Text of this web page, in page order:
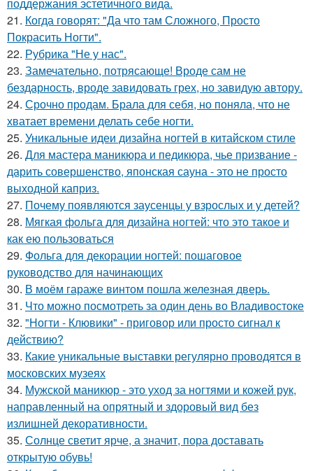
21. Когда говорят: "Да что там Сложного, Просто
Покрасить Ногти".
22. Рубрика "Не у нас".
23. Замечательно, потрясающе! Вроде сам не
бездарность, вроде завидовать грех, но завидую автору.
24. Срочно продам. Брала для себя, но поняла, что не
хватает времени делать себе ногти.
25. Уникальные идеи дизайна ногтей в китайском стиле
26. Для мастера маникюра и педикюра, чье призвание -
дарить совершенство, японская сауна - это не просто
выходной каприз.
27. Почему появляются заусенцы у взрослых и у детей?
28. Мягкая фольга для дизайна ногтей: что это такое и
как ею пользоваться
29. Фольга для декорации ногтей: пошаговое
руководство для начинающих
30. В моём гараже винтом пошла железная дверь.
31. Что можно посмотреть за один день во Владивостоке
32. "Ногти - Клювики" - приговор или просто сигнал к
действию?
33. Какие уникальные выставки регулярно проводятся в
московских музеях
34. Мужской маникюр - это уход за ногтями и кожей рук,
направленный на опрятный и здоровый вид без
излишней декоративности.
35. Солнце светит ярче, а значит, пора доставать
открытую обувь!